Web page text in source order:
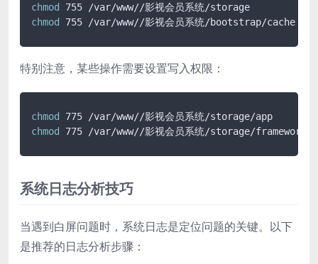
chmod
chmod
755 /var/www//影视会员系统/bootstrap/cache
特别注意，某些操作需要设置写入权限：
chmod
chmod
775 /var/www//影视会员系统/storage/framework/
系统日志分析技巧
当遇到白屏问题时，系统日志是定位问题的关键。以下
是推荐的日志分析步骤：